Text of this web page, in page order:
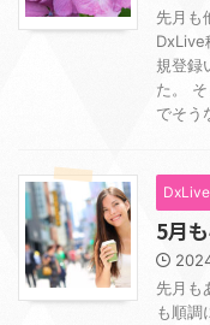
先月も
DxLive
規登録
た。
でそう
5月
先月も
も順調